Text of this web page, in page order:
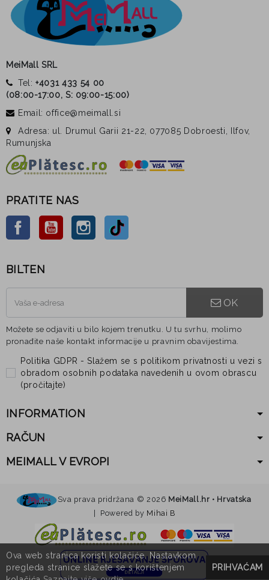
MeiMall SRL
Tel:+4031 433 54 00
(08:00-17:00, S: 09:00-15:00)
Email: office@meimall.si
Adresa: ul. Drumul Garii 21-22, 077085 Dobroesti, Ilfov,
Rumunjska
PRATITE NAS
FacebookYouTube Instagram
BILTEN
OK
Možete se odjaviti u bilo kojem trenutku. U tu svrhu, molimo
pronađite naše kontakt informacije u pravnim obavijestima.
Politika GDPR - Slažem se s politikom privatnosti u vezi s
obradom osobnih podataka navedenih u ovom obrascu
(pročitajte)
INFORMATION
RAČUN
MEIMALL V EVROPI
Sva prava pridržana © 2026 MeiMall.hr • Hrvatska
| Powered by Mihai B
Ova web stranica koristi kolačiće. Nastavkom
pregleda stranice slažete se s korištenjem
PRIHVAĆAM